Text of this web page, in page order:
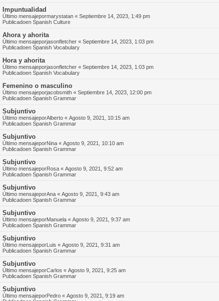
Impuntualidad
Último mensajepormarystatan « Septiembre 14, 2023, 1:49 pm
Publicadoen Spanish Culture
Ahora y ahorita
Último mensajeporjasonfletcher « Septiembre 14, 2023, 1:03 pm
Publicadoen Spanish Vocabulary
Hora y ahorita
Último mensajeporjasonfletcher « Septiembre 14, 2023, 1:03 pm
Publicadoen Spanish Vocabulary
Femenino o masculino
Último mensajeporjacobsmith « Septiembre 14, 2023, 12:00 pm
Publicadoen Spanish Grammar
Subjuntivo
Último mensajeporAlberto « Agosto 9, 2021, 10:15 am
Publicadoen Spanish Grammar
Subjuntivo
Último mensajeporNina « Agosto 9, 2021, 10:10 am
Publicadoen Spanish Grammar
Subjuntivo
Último mensajeporRosa « Agosto 9, 2021, 9:52 am
Publicadoen Spanish Grammar
Subjuntivo
Último mensajeporAna « Agosto 9, 2021, 9:43 am
Publicadoen Spanish Grammar
Subjuntivo
Último mensajeporManuela « Agosto 9, 2021, 9:37 am
Publicadoen Spanish Grammar
Subjuntivo
Último mensajeporLuis « Agosto 9, 2021, 9:31 am
Publicadoen Spanish Grammar
Subjuntivo
Último mensajeporCarlos « Agosto 9, 2021, 9:25 am
Publicadoen Spanish Grammar
Subjuntivo
Último mensajeporPedro « Agosto 9, 2021, 9:19 am